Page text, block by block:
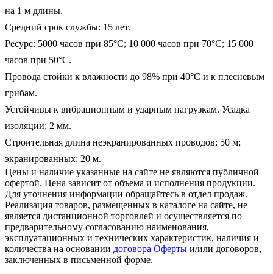
на 1 м длины.
Средний срок службы: 15 лет.
Ресурс: 5000 часов при 85°С; 10 000 часов при 70°С; 15 000
часов при 50°С.
Провода стойки к влажности до 98% при 40°С и к плесневым
грибам.
Устойчивы к вибрационным и ударным нагрузкам. Усадка
изоляции: 2 мм.
Строительная длина неэкранированных проводов: 50 м;
экранированных: 20 м.
Цены и наличие указанные на сайте не являются публичной
офертой. Цена зависит от объема и исполнения продукции.
Для уточнения информации обращайтесь в отдел продаж.
Реализация товаров, размещенных в каталоге на сайте, не
является дистанционной торговлей и осуществляется по
предварительному согласованию наименования,
эксплуатационных и технических характеристик, наличия и
количества на основании договора Оферты и/или договоров,
заключенных в письменной форме.